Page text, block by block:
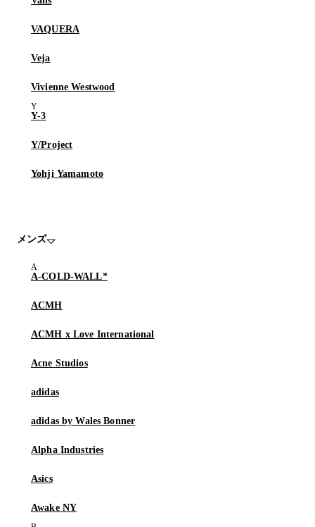
VAQUERA
Veja
Vivienne Westwood
Y-3
Y/Project
Yohji Yamamoto
メンズ
A-COLD-WALL*
ACMH
ACMH x Love International
Acne Studios
adidas
adidas by Wales Bonner
Alpha Industries
Asics
Awake NY